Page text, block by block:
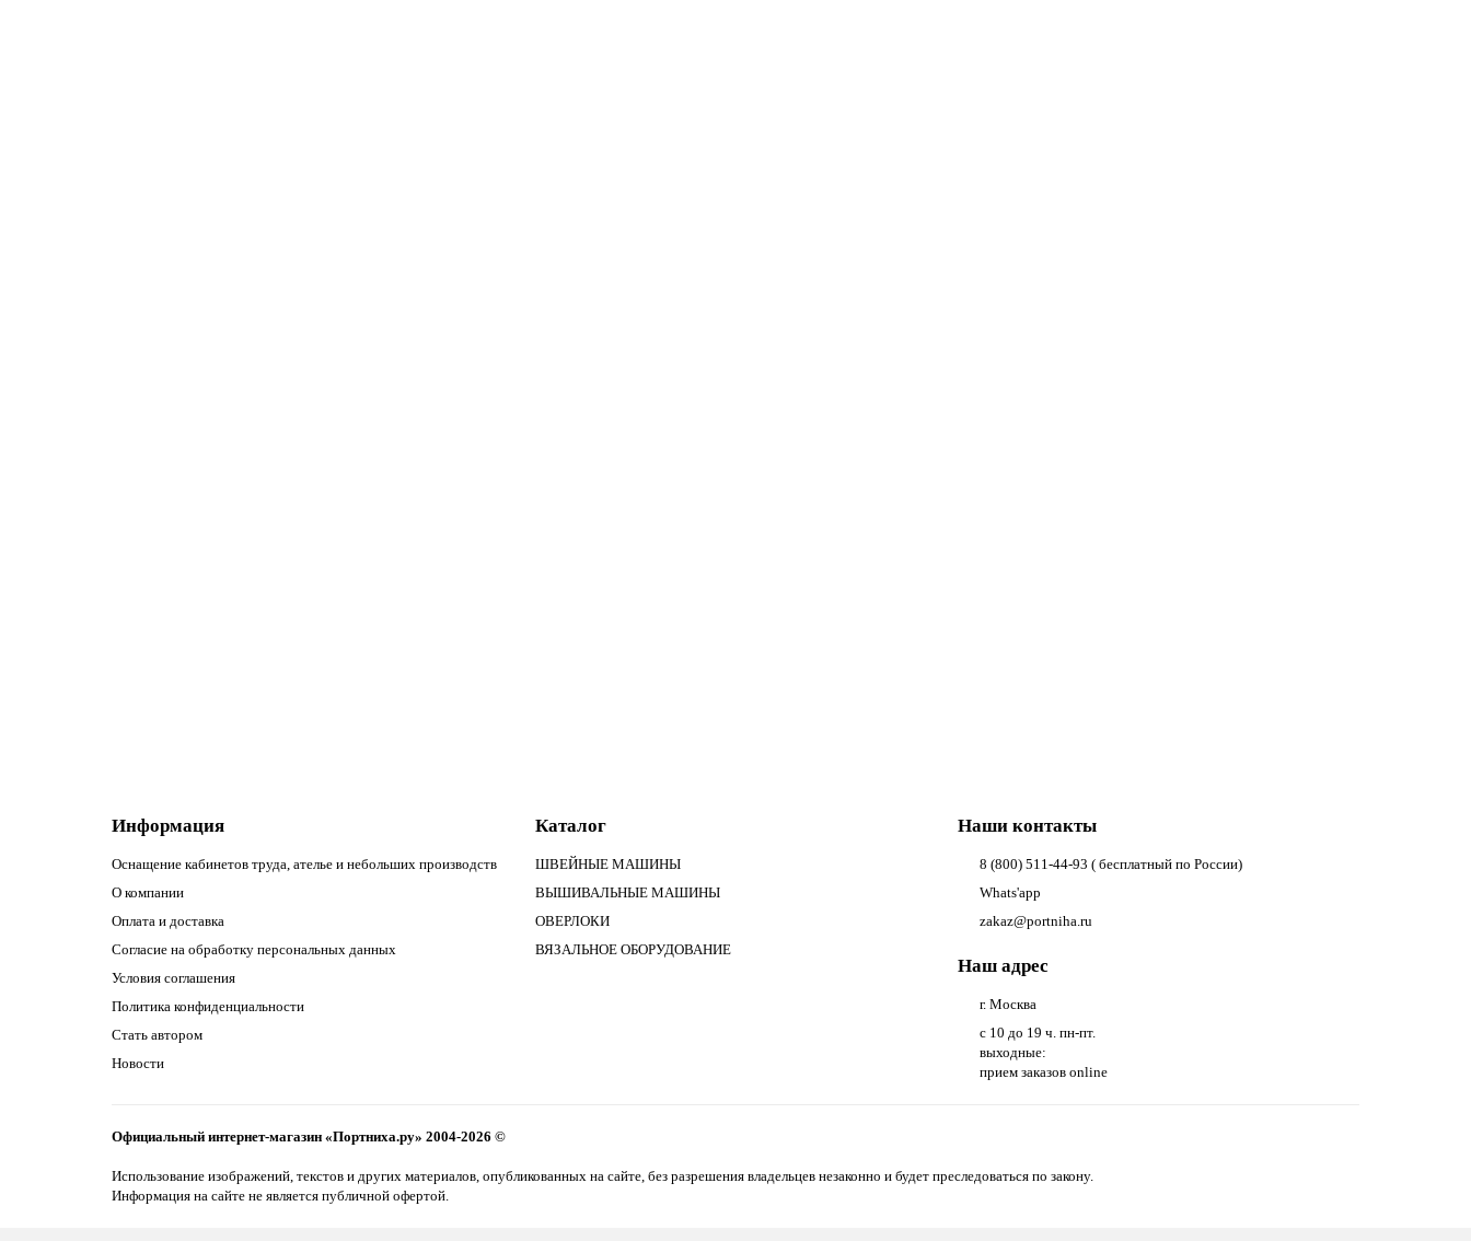
Информация
Оснащение кабинетов труда, ателье и небольших производств
О компании
Оплата и доставка
Согласие на обработку персональных данных
Условия соглашения
Политика конфиденциальности
Стать автором
Новости
Каталог
ШВЕЙНЫЕ МАШИНЫ
ВЫШИВАЛЬНЫЕ МАШИНЫ
ОВЕРЛОКИ
ВЯЗАЛЬНОЕ ОБОРУДОВАНИЕ
Наши контакты
8 (800) 511-44-93 ( бесплатный по России)
Whats'app
zakaz@portniha.ru
Наш адрес
г. Москва
с 10 до 19 ч. пн-пт.
выходные:
прием заказов online
Официальный интернет-магазин «Портниха.ру» 2004-2026 ©
Использование изображений, текстов и других материалов, опубликованных на сайте, без разрешения владельцев незаконно и будет преследоваться по закону.
Информация на сайте не является публичной офертой.